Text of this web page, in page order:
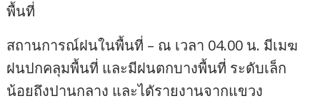
พื้นที่
สถานการณ์ฝนในพื้นที่ – ณ เวลา 04.00 น. มีเมฆ
ฝนปกคลุมพื้นที่ และมีฝนตกบางพื้นที่ ระดับเล็ก
น้อยถึงปานกลาง และไดัรายงานจากแขวง